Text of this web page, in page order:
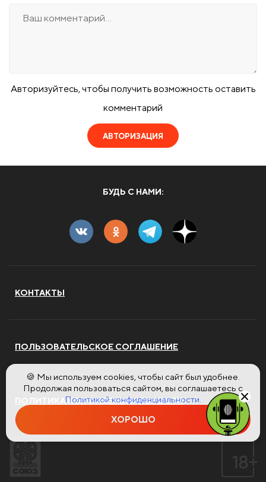
Авторизуйтесь, чтобы получить возможность оставить
комментарий
АВТОРИЗАЦИЯ
БУДЬ С НАМИ:
КОНТАКТЫ
ПОЛЬЗОВАТЕЛЬСКОЕ СОГЛАШЕНИЕ
ПОЛИТИКА КОНФИДЕНЦИАЛЬНОСТИ
🍪 Мы используем cookies, чтобы сайт был удобнее.
Продолжая пользоваться сайтом, вы соглашаетесь с
Политикой конфиденциальности.
ХОРОШО